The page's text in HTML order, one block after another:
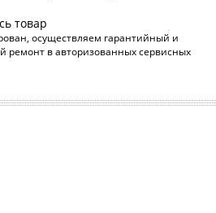
товар
осуществляем гарантийный и
ремонт в авторизованных сервисных